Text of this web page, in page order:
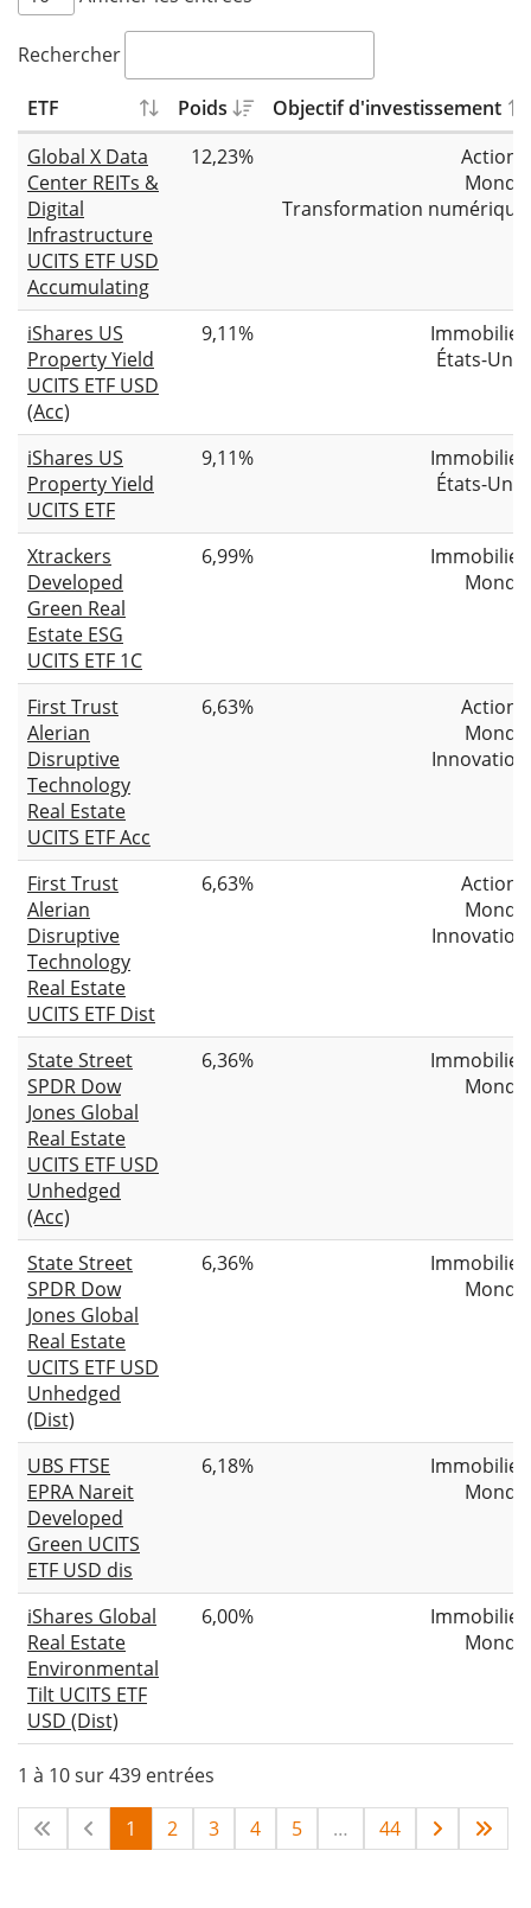
Rechercher
ETF Poids
Objectif d'investissement
Global X Data
Center REITs &
Digital
Infrastructure
UCITS ETF USD
Accumulating
12,23%
Actions
Monde
Transformation numérique
iShares US
Property Yield
UCITS ETF USD
(Acc)
9,11%
Immobilier
États-Unis
iShares US
Property Yield
UCITS ETF
9,11%
Immobilier
États-Unis
Xtrackers
Developed
Green Real
Estate ESG
UCITS ETF 1C
6,99%
Immobilier
Monde
First Trust
Alerian
Disruptive
Technology
Real Estate
UCITS ETF Acc
6,63%
Actions
Monde
Innovation
First Trust
Alerian
Disruptive
Technology
Real Estate
UCITS ETF Dist
6,63%
Actions
Monde
Innovation
State Street
SPDR Dow
Jones Global
Real Estate
UCITS ETF USD
Unhedged
(Acc)
6,36%
Immobilier
Monde
State Street
SPDR Dow
Jones Global
Real Estate
UCITS ETF USD
Unhedged
(Dist)
6,36%
Immobilier
Monde
UBS FTSE
EPRA Nareit
Developed
Green UCITS
ETF USD dis
6,18%
Immobilier
Monde
iShares Global
Real Estate
Environmental
Tilt UCITS ETF
USD (Dist)
6,00%
Immobilier
Monde
1 à 10 sur 439 entrées
1 2 3 4 5 … 44